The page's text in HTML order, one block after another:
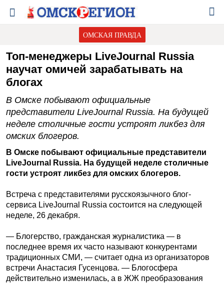
ОМСКАЯ ПРАВДА
Топ-менеджеры LiveJournal Russia
научат омичей зарабатывать на
блогах
В Омске побывают официальные
представители LiveJournal Russia. На будущей
неделе столичные гости устроят ликбез для
омских блогеров.
В Омске побывают официальные представители
LiveJournal Russia. На будущей неделе столичные
гости устроят ликбез для омских блогеров.
Встреча с представителями русскоязычного блог-
сервиса LiveJournal Russia состоится на следующей
неделе, 26 декабря.
— Блогерство, гражданская журналистика — в
последнее время их часто называют конкурентами
традиционных СМИ, — считает одна из организаторов
встречи Анастасия Гусенцова. — Блогосфера
действительно изменилась, а в ЖЖ преобразования